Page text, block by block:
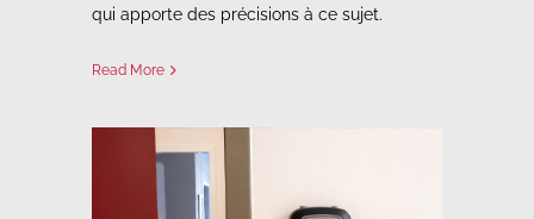
qui apporte des précisions à ce sujet.
Read More